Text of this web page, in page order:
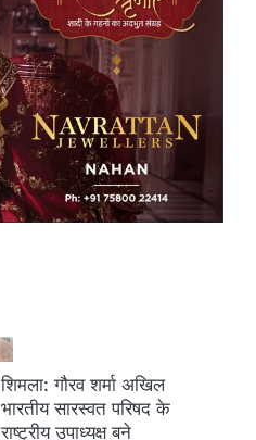
शिमला: गौरव शर्मा अखिल
भारतीय सारस्वत परिषद के
राष्ट्रीय उपाध्यक्ष बने